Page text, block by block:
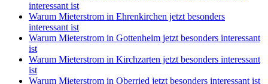
interessant ist
Warum Mieterstrom in Ehrenkirchen jetzt besonders
interessant ist
Warum Mieterstrom in Gottenheim jetzt besonders interessant
ist
Warum Mieterstrom in Kirchzarten jetzt besonders interessant
ist
Warum Mieterstrom in Oberried jetzt besonders interessant ist